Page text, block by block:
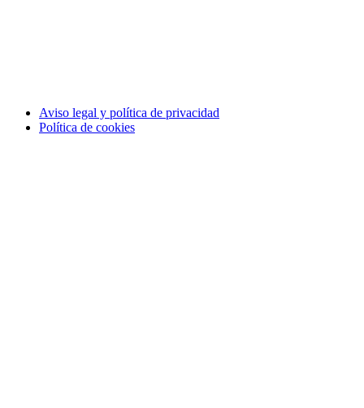
Aviso legal y política de privacidad
Política de cookies